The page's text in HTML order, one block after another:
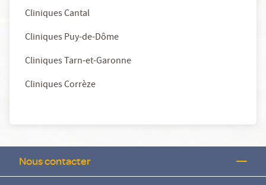
Cliniques Cantal
Cliniques Puy-de-Dôme
Cliniques Tarn-et-Garonne
Cliniques Corrèze
Nous contacter